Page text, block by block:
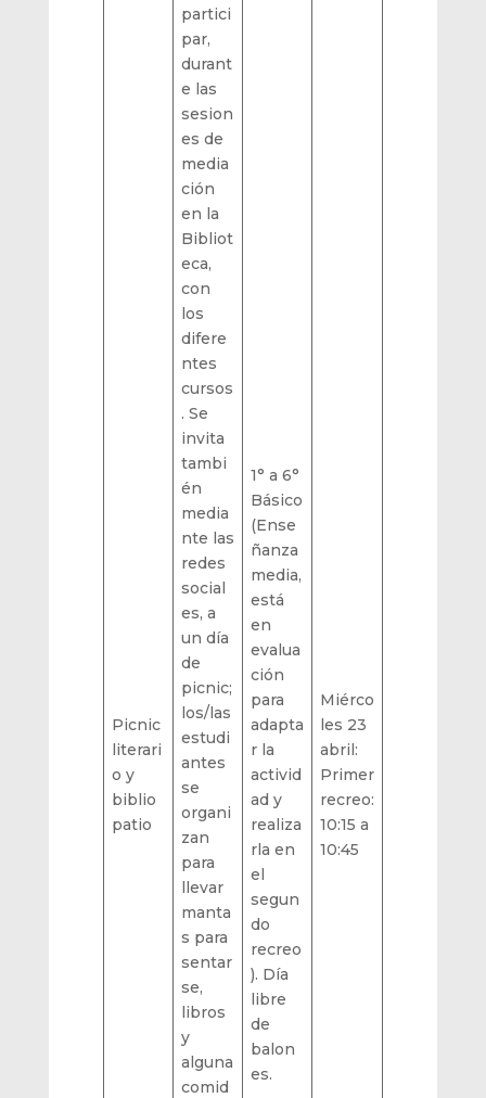
Picnic
literari
o y
biblio
patio
partici
par,
durant
e las
sesion
es de
media
ción
en la
Bibliot
eca,
con
los
difere
ntes
cursos
. Se
invita
tambi
én
media
nte las
redes
social
es, a
un día
de
picnic;
los/las
estudi
antes
se
organi
zan
para
llevar
manta
s para
sentar
se,
libros
y
alguna
comid
1° a 6°
Básico
(Ense
ñanza
media,
está
en
evalua
ción
para
adapta
r la
activid
ad y
realiza
rla en
el
segun
do
recreo
). Día
libre
de
balon
es.
Miérco
les 23
abril:
Primer
recreo:
10:15 a
10:45